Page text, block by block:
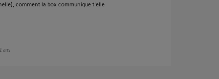
comment la box communique t'elle
ans